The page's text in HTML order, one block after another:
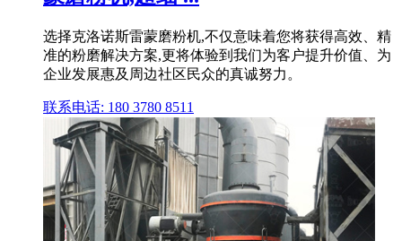
选择克洛诺斯雷蒙磨粉机,不仅意味着您将获得高效、精
准的粉磨解决方案,更将体验到我们为客户提升价值、为
企业发展惠及周边社区民众的真诚努力。
联系电话: 180 3780 8511